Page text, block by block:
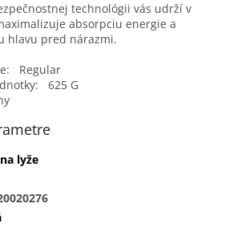
technológii vás udrží v
absorpciu energie a
hlavu pred nárazmi.
Regular
625 G
lyže